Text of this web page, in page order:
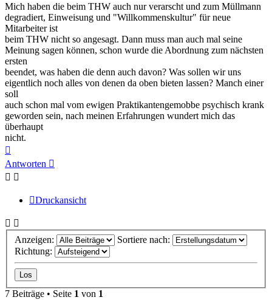
Mich haben die beim THW auch nur verarscht und zum Müllmann
degradiert, Einweisung und "Willkommenskultur" für neue
Mitarbeiter ist
beim THW nicht so angesagt. Dann muss man auch mal seine
Meinung sagen können, schon wurde die Abordnung zum nächsten
ersten
beendet, was haben die denn auch davon? Was sollen wir uns
eigentlich noch alles von denen da oben bieten lassen? Manch einer
soll
auch schon mal vom ewigen Praktikantengemobbe psychisch krank
geworden sein, nach meinen Erfahrungen wundert mich das
überhaupt
nicht.
oben
Antworten
Druckansicht
Anzeigen:
Sortiere nach:
Richtung:
7 Beiträge • Seite 1 von 1